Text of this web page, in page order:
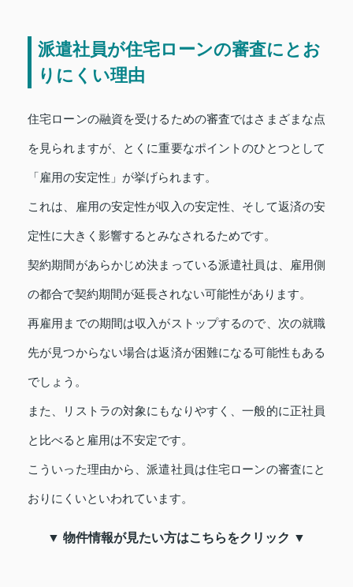
派遣社員が住宅ローンの審査にとお
りにくい理由
住宅ローンの融資を受けるための審査ではさまざまな点
を見られますが、とくに重要なポイントのひとつとして
「雇用の安定性」が挙げられます。
これは、雇用の安定性が収入の安定性、そして返済の安
定性に大きく影響するとみなされるためです。
契約期間があらかじめ決まっている派遣社員は、雇用側
の都合で契約期間が延長されない可能性があります。
再雇用までの期間は収入がストップするので、次の就職
先が見つからない場合は返済が困難になる可能性もある
でしょう。
また、リストラの対象にもなりやすく、一般的に正社員
と比べると雇用は不安定です。
こういった理由から、派遣社員は住宅ローンの審査にと
おりにくいといわれています。
▼ 物件情報が見たい方はこちらをクリック ▼